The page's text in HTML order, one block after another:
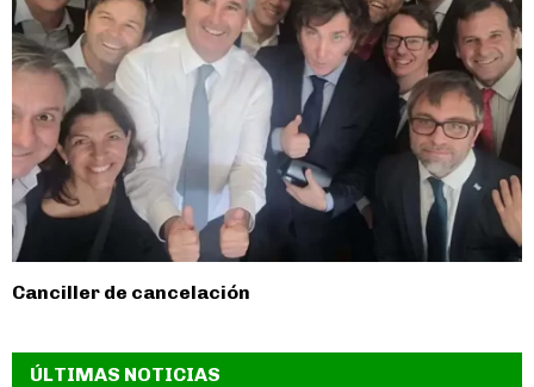
Canciller de cancelación
ÚLTIMAS NOTICIAS